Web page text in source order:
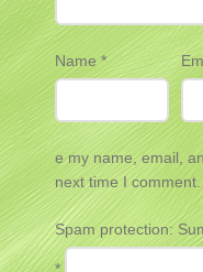
Name *
e my name, email,
next time I comment.
Spam protection:
*